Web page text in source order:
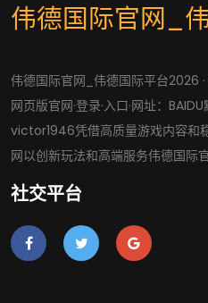
伟德国际官网_
伟德国际官网_伟德国际平台2026
网页版官网·登录·入口·网址：
victor1946凭借高质量游戏内容和
网以创新玩法和高端服务伟德国际
社交平台